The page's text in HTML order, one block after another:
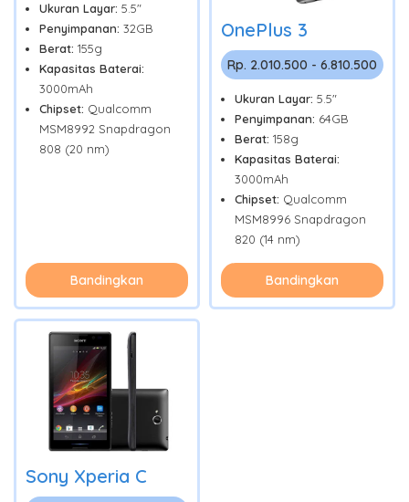
Ukuran Layar: 5.5"
Penyimpanan: 32GB
Berat: 155g
Kapasitas Baterai:
3000mAh
Chipset: Qualcomm
MSM8992 Snapdragon
808 (20 nm)
Bandingkan
OnePlus 3
Rp. 2.010.500 - 6.810.500
Ukuran Layar: 5.5"
Penyimpanan: 64GB
Berat: 158g
Kapasitas Baterai:
3000mAh
Chipset: Qualcomm
MSM8996 Snapdragon
820 (14 nm)
Bandingkan
Sony Xperia C